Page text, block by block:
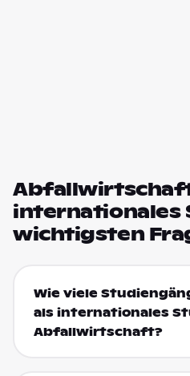
internationales
wichtigsten
Wie viele
als internationales
Abfallwirtschaft?